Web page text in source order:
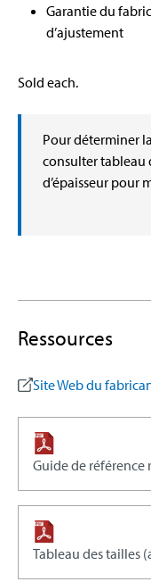
Garantie du
d’ajustement
Sold each.
Pour déterminer
consulter tableau
d’épaisseur pour
Ressources
Site Web du
Guide de référence
Tableau des tailles